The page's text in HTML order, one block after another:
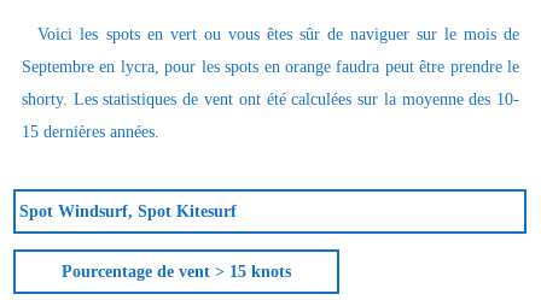
Voici les spots en vert ou vous êtes sûr de naviguer sur le mois de
Septembre en lycra, pour les spots en orange faudra peut être prendre le
shorty. Les statistiques de vent ont été calculées sur la moyenne des 10-
15 dernières années.
Spot Windsurf, Spot Kitesurf
Pourcentage de vent > 15 knots